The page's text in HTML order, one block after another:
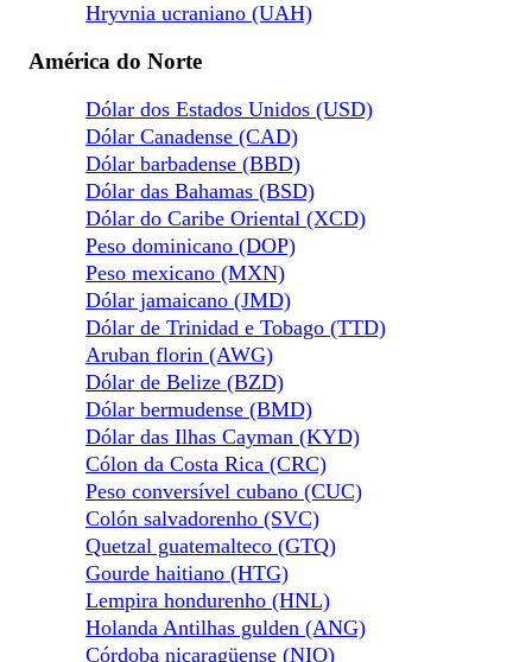
Hryvnia ucraniano (UAH)
América do Norte
Dólar dos Estados Unidos (USD)
Dólar Canadense (CAD)
Dólar barbadense (BBD)
Dólar das Bahamas (BSD)
Dólar do Caribe Oriental (XCD)
Peso dominicano (DOP)
Peso mexicano (MXN)
Dólar jamaicano (JMD)
Dólar de Trinidad e Tobago (TTD)
Aruban florin (AWG)
Dólar de Belize (BZD)
Dólar bermudense (BMD)
Dólar das Ilhas Cayman (KYD)
Cólon da Costa Rica (CRC)
Peso conversível cubano (CUC)
Colón salvadorenho (SVC)
Quetzal guatemalteco (GTQ)
Gourde haitiano (HTG)
Lempira hondurenho (HNL)
Holanda Antilhas gulden (ANG)
Córdoba nicaragüense (NIO)